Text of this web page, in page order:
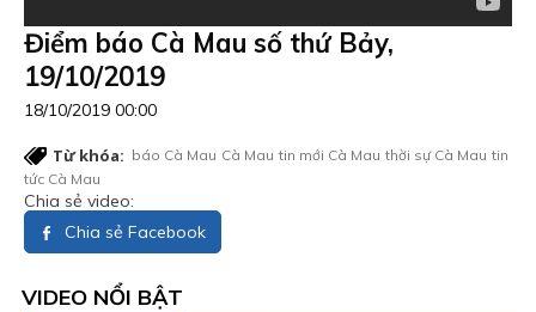
Điểm báo Cà Mau số thứ Bảy,
19/10/2019
18/10/2019 00:00
Từ khóa: báo Cà Mau Cà Mau tin mới Cà Mau thời sự Cà Mau tin
tức Cà Mau
Chia sẻ video:
Chia sẻ Facebook
VIDEO NỔI BẬT